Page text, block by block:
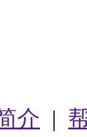
介 |